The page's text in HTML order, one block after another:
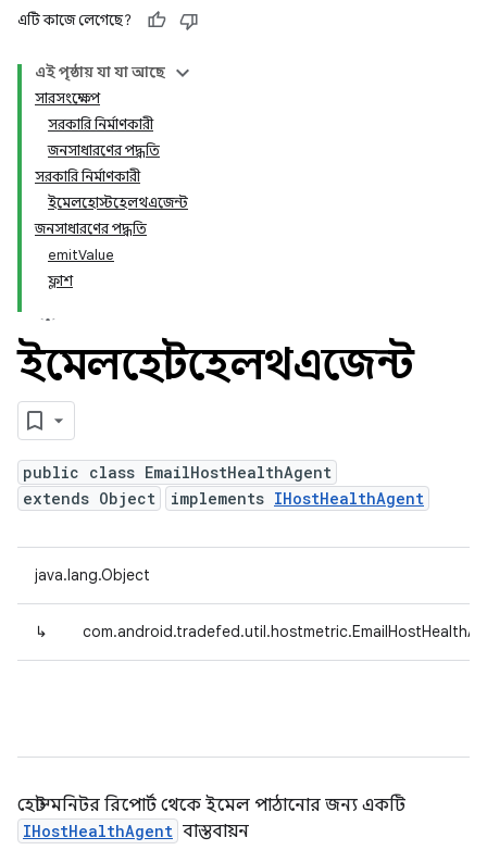
এটি কাজে লেগেছে?
এই পৃষ্ঠায় যা যা আছে
সারসংক্ষেপ
সরকারি নির্মাণকারী
জনসাধারণের পদ্ধতি
সরকারি নির্মাণকারী
ইমেলহোস্টহেলথএজেন্ট
জনসাধারণের পদ্ধতি
emitValue
ফ্লাশ
ইমেলহোস্টহেলথএজেন্ট
public class EmailHostHealthAgent
extends Object
implements IHostHealthAgent
java.lang.Object
↳
হোস্ট মনিটর রিপোর্ট থেকে ইমেল পাঠানোর জন্য একটি
IHostHealthAgent বাস্তবায়ন